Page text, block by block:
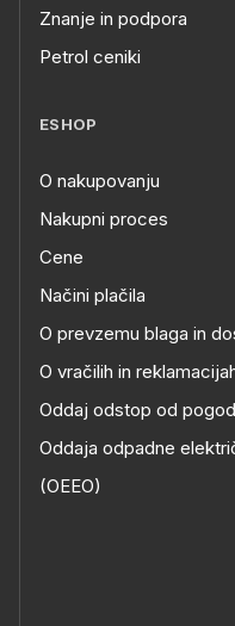
Znanje in podpora
Petrol ceniki
ESHOP
O nakupovanju
Nakupni proces
Cene
Načini plačila
O prevzemu blaga in
O vračilih in
Oddaj odstop od
Oddaja odpadne
(OEEO)